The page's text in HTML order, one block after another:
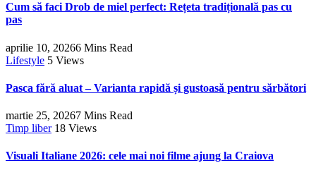
Cum să faci Drob de miel perfect: Rețeta tradițională pas cu
pas
aprilie 10, 20266 Mins Read
Lifestyle 5 Views
Pasca fără aluat – Varianta rapidă și gustoasă pentru sărbători
martie 25, 20267 Mins Read
Timp liber 18 Views
Visuali Italiane 2026: cele mai noi filme ajung la Craiova